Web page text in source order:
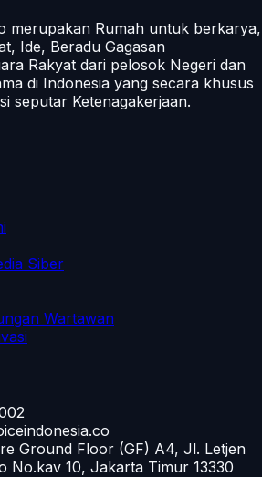
merupakan Rumah untuk berkarya,
Ide, Beradu Gagasan
Rakyat dari pelosok Negeri dan
di Indonesia yang secara khusus
seputar Ketenagakerjaan.
Siber
Wartawan
Ground Floor (GF) A4, Jl. Letjen
No.kav 10, Jakarta Timur 13330